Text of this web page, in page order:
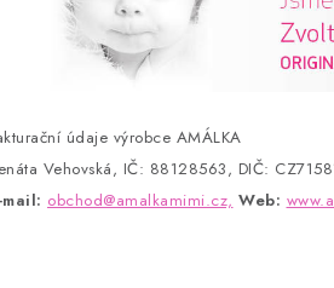
údaje výrobce AMÁLKA
Vehovská, IČ: 88128563, DIČ:
obchod@amalkamimi.cz, Web: